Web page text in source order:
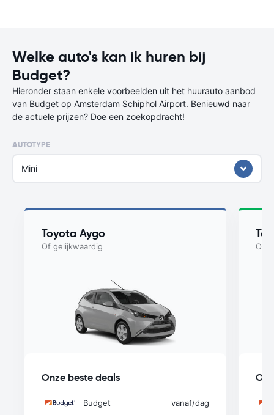
Welke auto's kan ik huren bij
Budget?
Hieronder staan enkele voorbeelden uit het huurauto aanbod
van Budget op Amsterdam Schiphol Airport. Benieuwd naar
de actuele prijzen? Doe een zoekopdracht!
AUTOTYPE
Mini
Toyota Aygo
Of gelijkwaardig
Onze beste deals
Budget vanaf/dag
Of